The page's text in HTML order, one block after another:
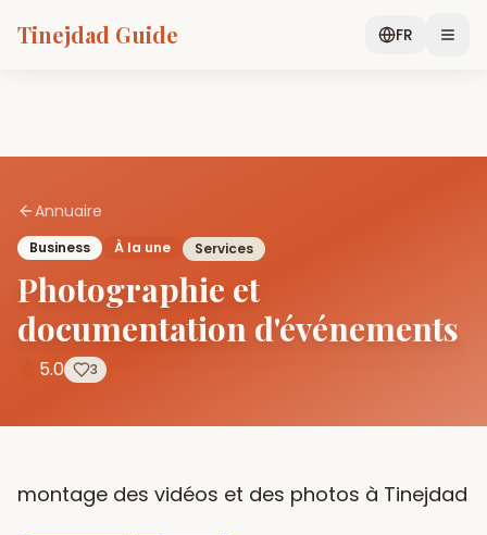
Tinejdad Guide FR
Annuaire
Business À la une Services
Photographie et
documentation d'événements
5.0 3
montage des vidéos et des photos à Tinejdad